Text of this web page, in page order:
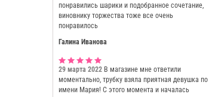
понравились шарики и подобранное сочетание,
виновнику торжества тоже все очень
понравилось
Галина Иванова
29 марта 2022 В магазине мне ответили
моментально, трубку взяла приятная девушка по
имени Мария! С этого момента и началась